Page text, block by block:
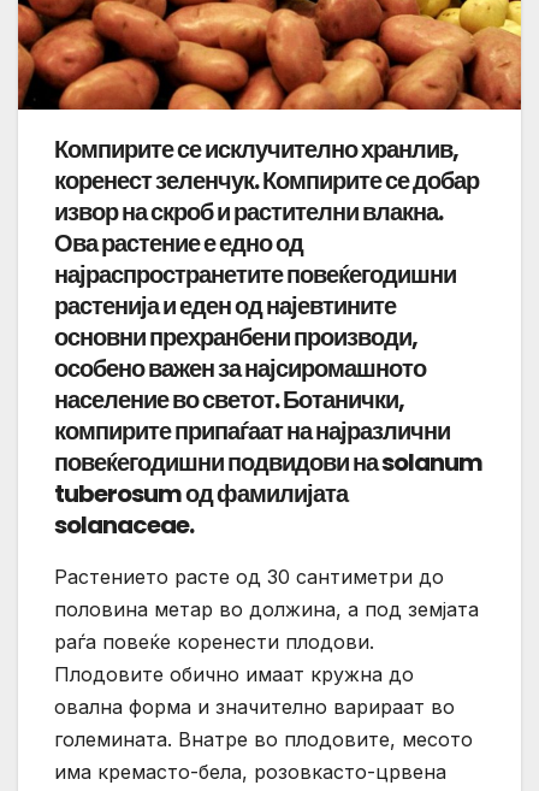
Компирите се исклучително хранлив,
коренест зеленчук. Компирите се добар
извор на скроб и растителни влакна.
Ова растение е едно од
најраспространетите повеќегодишни
растенија и еден од најевтините
основни прехранбени производи,
особено важен за најсиромашното
население во светот. Ботанички,
компирите припаѓаат на најразлични
повеќегодишни подвидови на solanum
tuberosum од фамилијата
solanaceae.
Растението расте од 30 сантиметри до
половина метар во должина, а под земјата
раѓа повеќе коренести плодови.
Плодовите обично имаат кружна до
овална форма и значително варираат во
големината. Внатре во плодовите, месото
има кремасто-бела, розовкасто-црвена